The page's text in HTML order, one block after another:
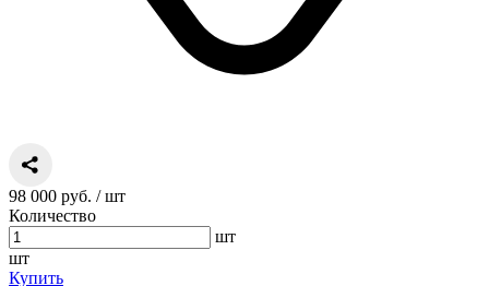
98 000 руб. / шт
Количество
шт
шт
Купить